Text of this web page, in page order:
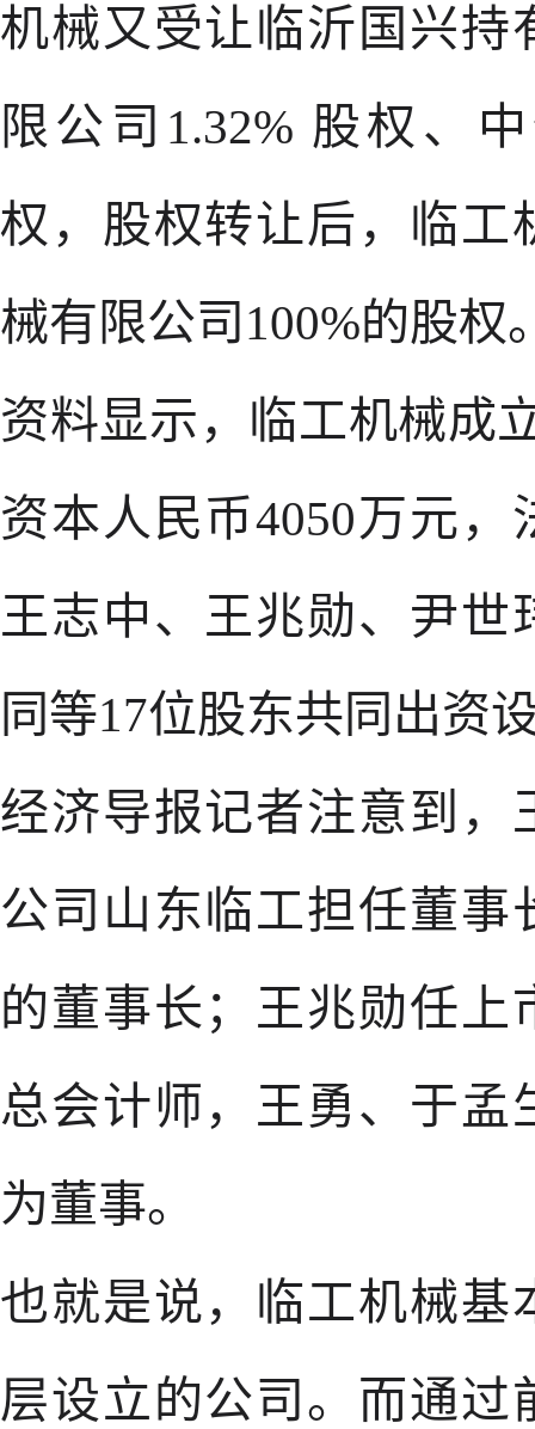
机械又受让临沂国兴持
限公司1.32% 股权、
权，股权转让后，临工
械有限公司100%的股权
资料显示，临工机械成
资本人民币4050万元
王志中、王兆勋、尹世
同等17位股东共同出资
经济导报记者注意到，
公司山东临工担任董事
的董事长；王兆勋任
总会计师，王勇、于孟
为董事。
也就是说，临工机械基
层设立的公司。而通过